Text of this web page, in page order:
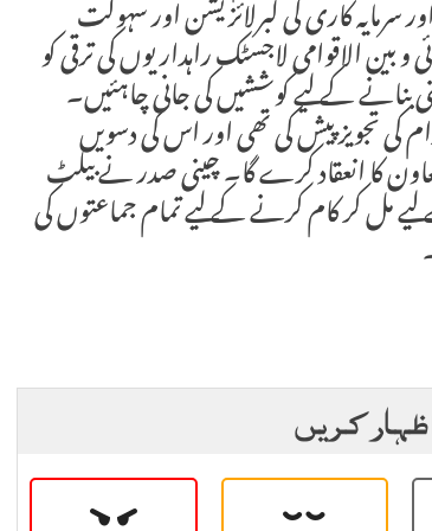
کاری کی لبرلائزیشن اور سہولت
بین الاقوامی لاجسٹک راہداریوں کی ترقی کو
بنانے کے لیے کوششیں کی جانی چاہئیں۔
تجویز پیش کی تھی اور اس کی دسویں
کا انعقاد کرے گا۔ چینی صدر نے بیلٹ
مل کر کام کرنے کے لیے تمام جماعتوں کی
کریں